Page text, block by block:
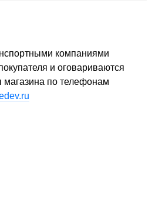
компаниями
и оговариваются
магазина по телефонам